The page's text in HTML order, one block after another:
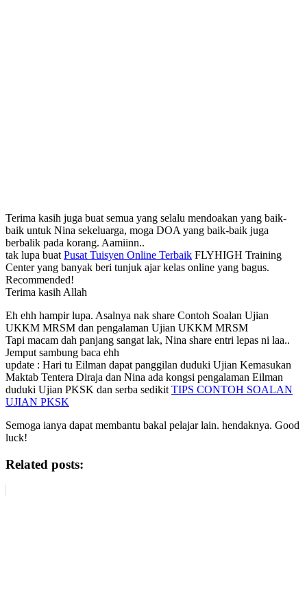
Terima kasih juga buat semua yang selalu mendoakan yang baik-
baik untuk Nina sekeluarga, moga DOA yang baik-baik juga
berbalik pada korang. Aamiinn..
tak lupa buat Pusat Tuisyen Online Terbaik FLYHIGH Training
Center yang banyak beri tunjuk ajar kelas online yang bagus.
Recommended!
Terima kasih Allah
Eh ehh hampir lupa. Asalnya nak share Contoh Soalan Ujian
UKKM MRSM dan pengalaman Ujian UKKM MRSM
Tapi macam dah panjang sangat lak, Nina share entri lepas ni laa..
Jemput sambung baca ehh
update : Hari tu Eilman dapat panggilan duduki Ujian Kemasukan
Maktab Tentera Diraja dan Nina ada kongsi pengalaman Eilman
duduki Ujian PKSK dan serba sedikit TIPS CONTOH SOALAN
UJIAN PKSK
Semoga ianya dapat membantu bakal pelajar lain. hendaknya. Good
luck!
Related posts: